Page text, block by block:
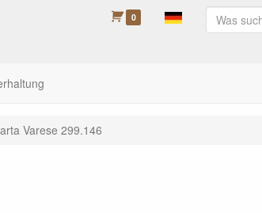
0
Varese 299.146